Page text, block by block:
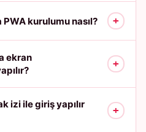
kurulumu nasıl? +
ekran
+
izi ile giriş yapılır
+